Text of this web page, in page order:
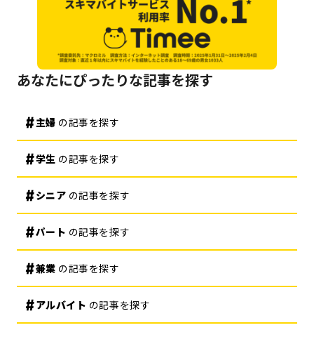
あなたにぴったりな記事を探す
主婦 の記事を探す
学生 の記事を探す
シニア の記事を探す
パート の記事を探す
兼業 の記事を探す
アルバイト の記事を探す